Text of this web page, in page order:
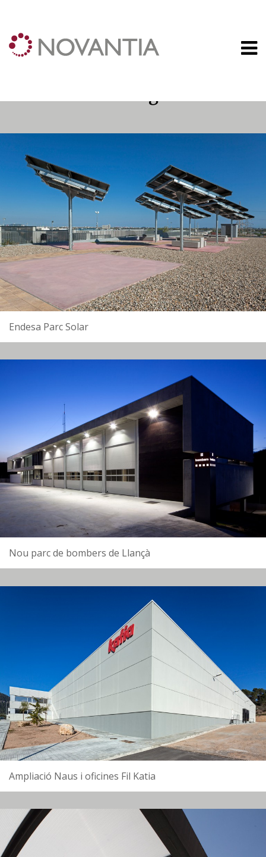
Endesa Parc Solar
Nou parc de bombers de Llançà
Ampliació Naus i oficines Fil Katia